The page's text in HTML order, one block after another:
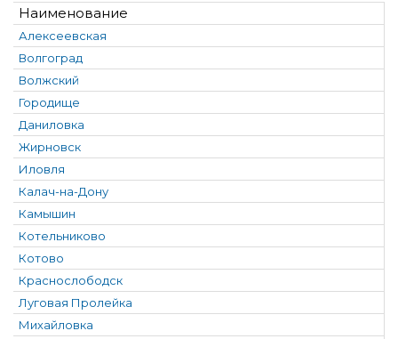
Наименование
Алексеевская
Волгоград
Волжский
Городище
Даниловка
Жирновск
Иловля
Калач-на-Дону
Камышин
Котельниково
Котово
Краснослободск
Луговая Пролейка
Михайловка